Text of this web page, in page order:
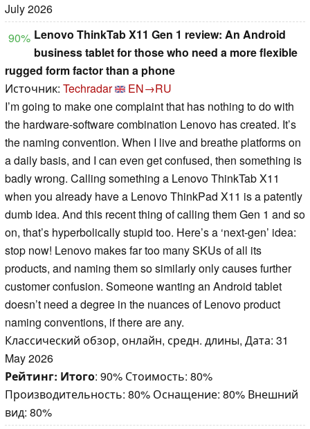
July 2026
90% Lenovo ThinkTab X11 Gen 1 review: An Android
business tablet for those who need a more flexible
rugged form factor than a phone
Источник: Techradar
EN→RU
I’m going to make one complaint that has nothing to do with
the hardware-software combination Lenovo has created. It’s
the naming convention. When I live and breathe platforms on
a daily basis, and I can even get confused, then something is
badly wrong. Calling something a Lenovo ThinkTab X11
when you already have a Lenovo ThinkPad X11 is a patently
dumb idea. And this recent thing of calling them Gen 1 and so
on, that’s hyperbolically stupid too. Here’s a ‘next-gen’ idea:
stop now! Lenovo makes far too many SKUs of all its
products, and naming them so similarly only causes further
customer confusion. Someone wanting an Android tablet
doesn’t need a degree in the nuances of Lenovo product
naming conventions, if there are any.
Классический обзор, онлайн, средн. длины, Дата: 31
May 2026
Рейтинг: Итого: 90% Стоимость: 80%
Производительность: 80% Оснащение: 80% Внешний
вид: 80%